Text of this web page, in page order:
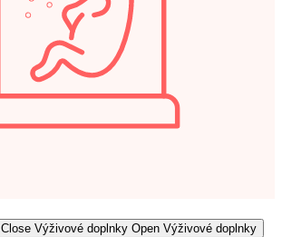
Close Výživové doplnky Open Výživové doplnky